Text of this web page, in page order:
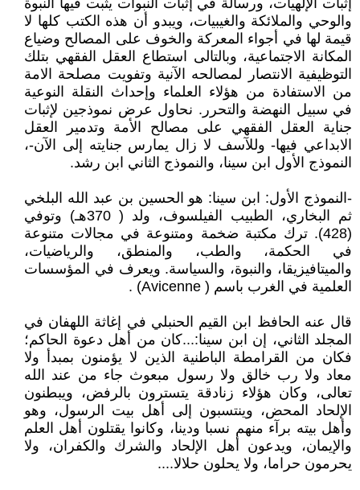
إثبات الإلهيات، ورسالة في إثبات النبوات يثبت فيها النبوة
والوحي والملائكة والغيبيات، ويبدو أن هذه الكتب كلها لا
قيمة لها في أجواء المعركة والخوف على المصالح وضياع
المكانة الاجتماعية، وبالتالى استطاع العقل الفقهي بتلك
التوظيفية الانتصار لمصالحه الآنية وتفويت مصلحة الامة
من الاستفادة من هؤلاء العلماء وإحداث النقلة النوعية
في سبيل النهضة والتحرر. نحاول عرض نموذجين لإثبات
جناية العقل الفقهي على مصالح الأمة وتدمير العقل
الابداعي فيها- وللآسف لا زال يمارس جنايته إلى الآن-،
النموذج الأول ابن سينا، والنموذج الثاني ابن رشد.
-النموذج الأول: ابن سينا: هو الحسين بن عبد الله البلخي
ثم البخاري، الطبيب الفيلسوف، ولد ( 370هـ) وتوفي
(428). ترك مكتبة ضخمة ومتنوعة في مجالات متنوعة
في الحكمة، والطب، والمنطق، والرياضيات،
والميتافيزيقا، والنبوة، والسياسة. ويعرف في المؤسسات
العلمية في الغرب باسم ( Avicenne) .
قال عنه الحافظ ابن القيم الحنبلي في إغاثة اللهفان في
المجلد الثاني، إن ابن سينا:...كان من أهل دعوة الحاكم؛
فكان من القرامطة الباطنية الذين لا يؤمنون بمبدأ ولا
معاد ولا رب خالق ولا رسول مبعوث جاء من عند الله
تعالى، وكان هؤلاء زنادقة يتسترون بالرفض، ويبطنون
الإلحاد المحض، وينتسبون إلى أهل بيت الرسول، وهو
وأهل بيته برآء منهم نسبا ودينا، وكانوا يقتلون أهل العلم
والإيمان، ويدعون أهل الإلحاد والشرك والكفران، ولا
يحرمون حراما، ولا يحلون حلالا....